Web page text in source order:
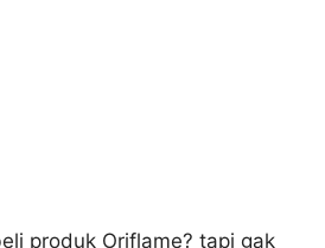
produk Oriflame? tapi gak